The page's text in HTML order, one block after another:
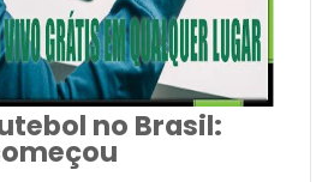
no Brasil: